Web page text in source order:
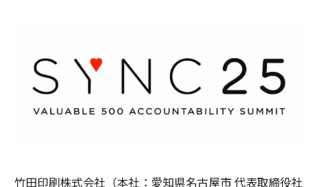
竹田印刷株式会社（本社：愛知県名古屋市 代表取締役社